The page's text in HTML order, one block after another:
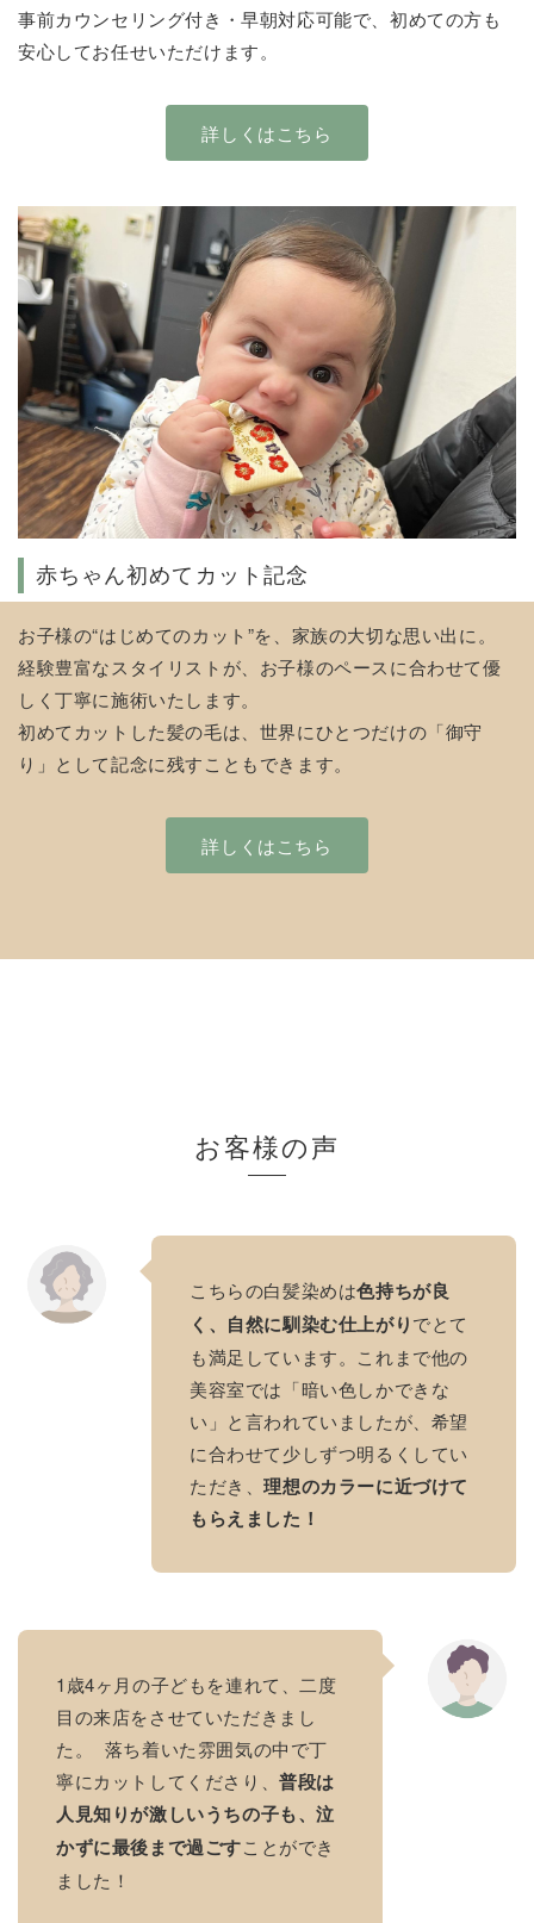
事前カウンセリング付き・早朝対応可能で、初めての方も
安心してお任せいただけます。
詳しくはこちら
赤ちゃん初めてカット記念
お子様の“はじめてのカット”を、家族の大切な思い出に。
経験豊富なスタイリストが、お子様のペースに合わせて優
しく丁寧に施術いたします。
初めてカットした髪の毛は、世界にひとつだけの「御守
り」として記念に残すこともできます。
詳しくはこちら
お客様の声
こちらの白髪染めは色持ちが良
く、自然に馴染む仕上がりでとて
も満足しています。これまで他の
美容室では「暗い色しかできな
い」と言われていましたが、希望
に合わせて少しずつ明るくしてい
ただき、理想のカラーに近づけて
もらえました！
1歳4ヶ月の子どもを連れて、二度
目の来店をさせていただきまし
た。 落ち着いた雰囲気の中で丁
寧にカットしてくださり、普段は
人見知りが激しいうちの子も、泣
かずに最後まで過ごすことができ
ました！